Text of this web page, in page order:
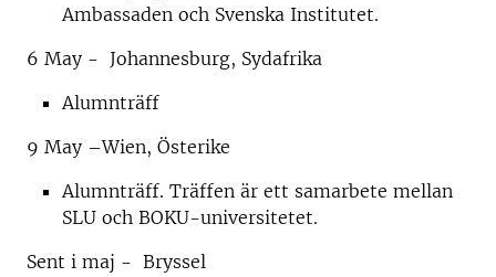
Ambassaden och Svenska Institutet.
6 May - Johannesburg, Sydafrika
Alumnträff
9 May –Wien, Österike
Alumnträff. Träffen är ett samarbete mellan
SLU och BOKU-universitetet.
Sent i maj - Bryssel